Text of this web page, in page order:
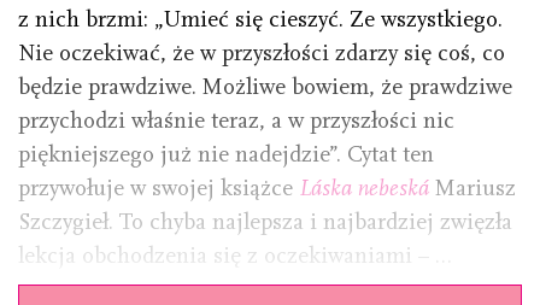
z nich brzmi: „Umieć się cieszyć. Ze wszystkiego.
Nie oczekiwać, że w przyszłości zdarzy się coś, co
będzie prawdziwe. Możliwe bowiem, że prawdziwe
przychodzi właśnie teraz, a w przyszłości nic
piękniejszego już nie nadejdzie”. Cytat ten
przywołuje w swojej książce Láska nebeská Mariusz
Szczygieł. To chyba najlepsza i najbardziej zwięzła
lekcja obchodzenia się z oczekiwaniami – …